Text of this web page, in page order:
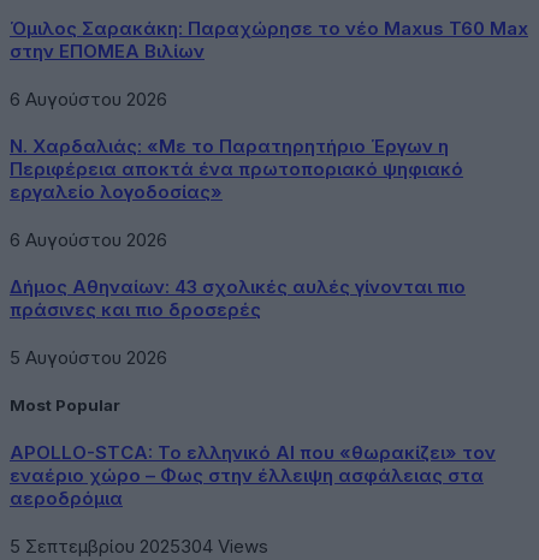
Όμιλος Σαρακάκη: Παραχώρησε το νέο Maxus T60 Max
στην ΕΠΟΜΕΑ Βιλίων
6 Αυγούστου 2026
Ν. Χαρδαλιάς: «Με το Παρατηρητήριο Έργων η
Περιφέρεια αποκτά ένα πρωτοποριακό ψηφιακό
εργαλείο λογοδοσίας»
6 Αυγούστου 2026
Δήμος Αθηναίων: 43 σχολικές αυλές γίνονται πιο
πράσινες και πιο δροσερές
5 Αυγούστου 2026
Most Popular
APOLLO-STCA: Το ελληνικό AI που «θωρακίζει» τον
εναέριο χώρο – Φως στην έλλειψη ασφάλειας στα
αεροδρόμια
5 Σεπτεμβρίου 2025304 Views